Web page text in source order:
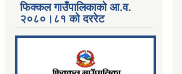
फिक्कल गाउँपालिकाको आ.व.
२०८०।८१ को दररेट